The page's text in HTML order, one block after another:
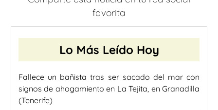
favorita
Lo Más Leído Hoy
Fallece un bañista tras ser sacado del mar con
signos de ahogamiento en La Tejita, en Granadilla
(Tenerife)